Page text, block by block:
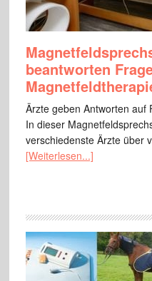
beantworten
Ärzte geben Antworten
In dieser
verschiedenste Ärzte über
[Weiterlesen...]